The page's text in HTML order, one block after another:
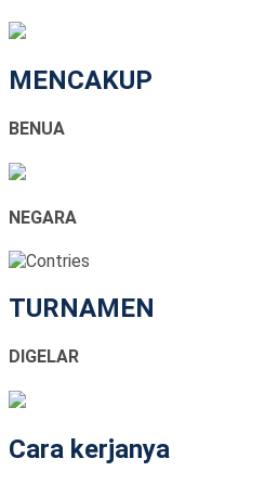
MENCAKUP
BENUA
NEGARA
TURNAMEN
DIGELAR
Cara kerjanya